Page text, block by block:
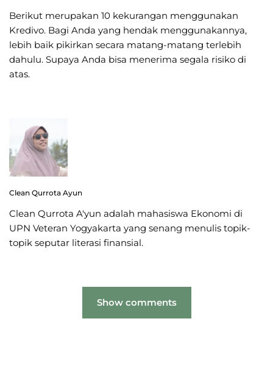
Berikut merupakan 10 kekurangan menggunakan
Kredivo. Bagi Anda yang hendak menggunakannya,
lebih baik pikirkan secara matang-matang terlebih
dahulu. Supaya Anda bisa menerima segala risiko di
atas.
Clean Qurrota Ayun
Clean Qurrota A'yun adalah mahasiswa Ekonomi di
UPN Veteran Yogyakarta yang senang menulis topik-
topik seputar literasi finansial.
Show comments